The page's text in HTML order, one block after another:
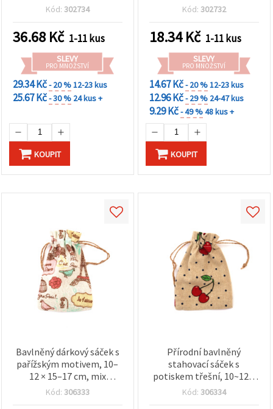
Kód: 302734
36.68 Kč 1-11 kus
SLEVY
PRO MNOŽSTVÍ
29.34 Kč- 20 %12-23 kus
25.67 Kč- 30 % 24 kus +
KOUPIT
Kód: 302732
18.34Kč 1-11 kus
SLEVY
PRO MNOŽSTVÍ
14.67 Kč- 20 %12-23 kus
12.96 Kč- 29 % 24-47 kus
9.29 Kč- 49 %48 kus +
KOUPIT
Bavlněný dárkový sáček s
pařížským motivem, 10–
12 × 15–17 cm, mix
velikostí
Kód: 306333
Přírodní bavlněný
stahovací sáček s
potiskem třešní, 10~12 ×
15~17 cm
Kód: 306334